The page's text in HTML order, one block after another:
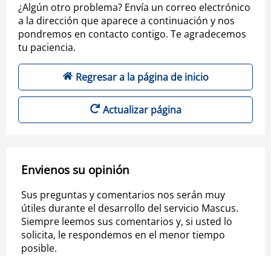
¿Algún otro problema? Envía un correo electrónico
a la dirección que aparece a continuación y nos
pondremos en contacto contigo. Te agradecemos
tu paciencia.
Regresar a la página de inicio
Actualizar página
Envienos su opinión
Sus preguntas y comentarios nos serán muy
útiles durante el desarrollo del servicio Mascus.
Siempre leemos sus comentarios y, si usted lo
solicita, le respondemos en el menor tiempo
posible.